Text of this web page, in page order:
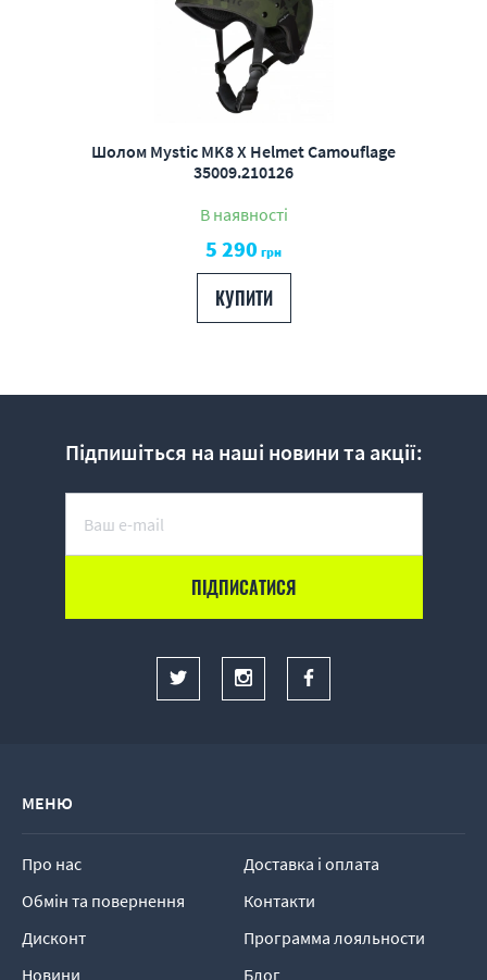
Шолом Mystic MK8 X Helmet Camouflage
35009.210126
В наявності
5 290 грн
КУПИТИ
Підпишіться на наші новини та акції:
МЕНЮ
Про нас
Доставка і оплата
Обмін та повернення
Контакти
Дисконт
Программа лояльности
Новини
Блог